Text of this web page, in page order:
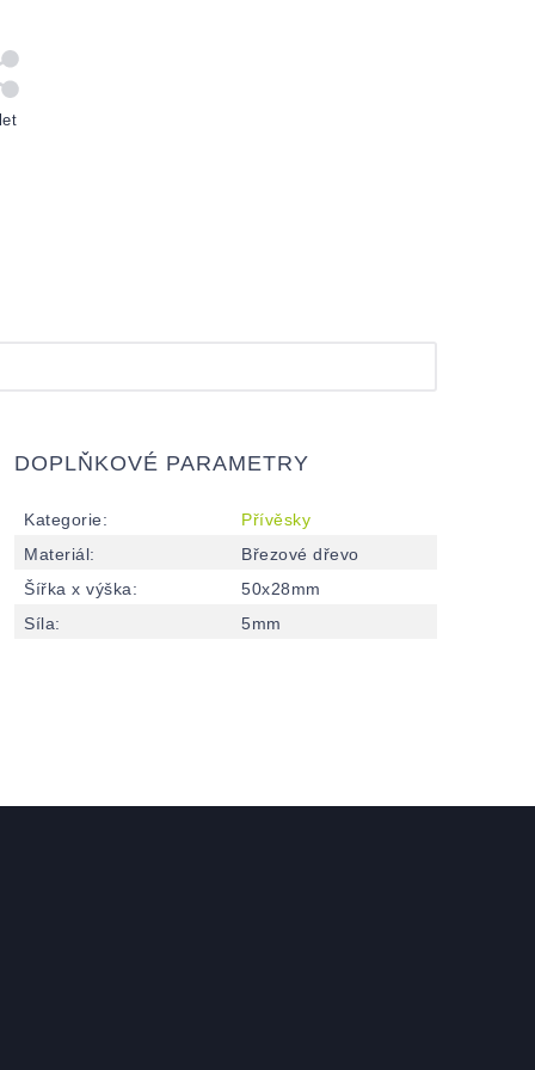
DOPLŇKOVÉ PARAMETRY
Kategorie:
Přívěsky
Materiál:
Březové dřevo
Šířka x výška:
50x28mm
Síla: 5mm